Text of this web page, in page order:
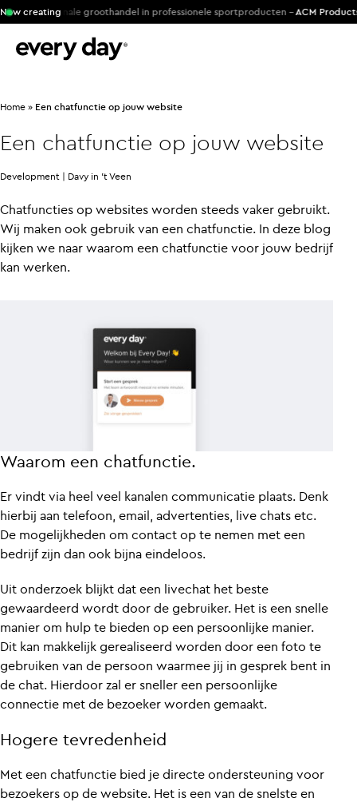
Now creating
internationale groothandel in professionele sportproducten -ACM Products
Home » Een chatfunctie op jouw website
Een chatfunctie op jouw website
Development | Davy in 't Veen
Chatfuncties op websites worden steeds vaker gebruikt.
Wij maken ook gebruik van een chatfunctie. In deze blog
kijken we naar waarom een chatfunctie voor jouw bedrijf
kan werken.
Waarom een chatfunctie.
Er vindt via heel veel kanalen communicatie plaats. Denk
hierbij aan telefoon, email, advertenties, live chats etc.
De mogelijkheden om contact op te nemen met een
bedrijf zijn dan ook bijna eindeloos.
Uit onderzoek blijkt dat een livechat het beste
gewaardeerd wordt door de gebruiker. Het is een snelle
manier om hulp te bieden op een persoonlijke manier.
Dit kan makkelijk gerealiseerd worden door een foto te
gebruiken van de persoon waarmee jij in gesprek bent in
de chat. Hierdoor zal er sneller een persoonlijke
connectie met de bezoeker worden gemaakt.
Hogere tevredenheid
Met een chatfunctie bied je directe ondersteuning voor
bezoekers op de website. Het is een van de snelste en